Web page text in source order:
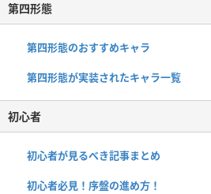
第四形態
第四形態のおすすめキャラ
第四形態が実装されたキャラ一覧
初心者
初心者が見るべき記事まとめ
初心者必見！序盤の進め方！